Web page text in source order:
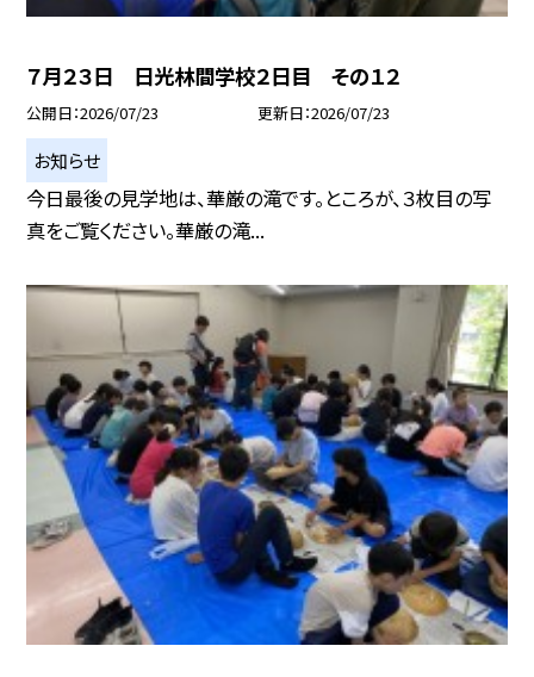
７月２３日 日光林間学校２日目 その１２
公開日 2026/07/23 更新日 2026/07/23
お知らせ
今日最後の見学地は、華厳の滝です。ところが、３枚目の写
真をご覧ください。華厳の滝...